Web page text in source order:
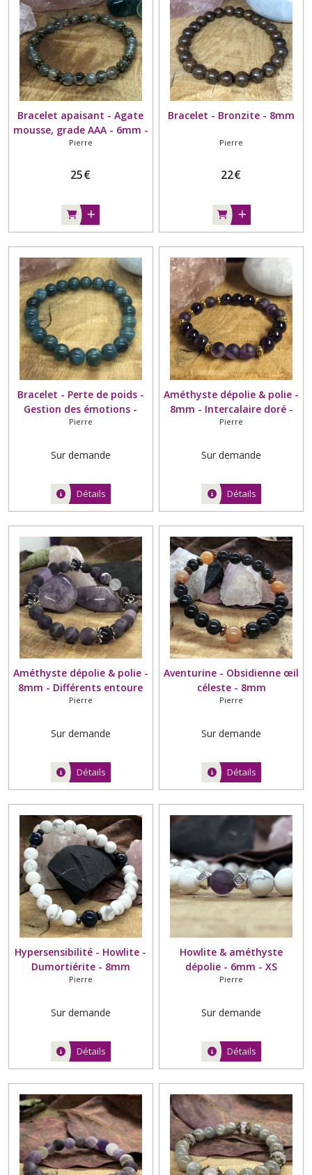
Bracelet apaisant - Agate
mousse, grade AAA - 6mm -
Entoure perle bronze
Pierre
25€
Bracelet - Bronzite - 8mm
Pierre
22€
Bracelet - Perte de poids -
Gestion des émotions -
Apatite - Grade A - 8mm
Pierre
Sur demande
Détails
Améthyste dépolie & polie -
8mm - Intercalaire doré -
Différents tons
photos)
Pierre
Sur demande
Détails
Améthyste dépolie & polie -
8mm - Différents entoure
perle fleur
Pierre
Sur demande
Détails
Aventurine - Obsidienne œil
céleste - 8mm
Pierre
Sur demande
Détails
Hypersensibilité - Howlite -
Dumortiérite - 8mm
Pierre
Sur demande
Détails
Howlite & améthyste
dépolie - 6mm - XS
Pierre
Sur demande
Détails
résultats